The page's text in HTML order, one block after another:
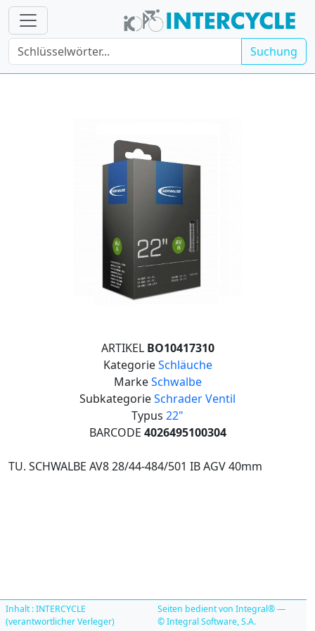
Suchung
ARTIKEL BO10417310
KategorieSchläuche
MarkeSchwalbe
SubkategorieSchrader Ventil
Typus 22"
BARCODE 4026495100304
TU. SCHWALBE AV8 28/44-484/501 IB AGV 40mm
Inhalt : INTERCYCLE
(verantwortlicher Verleger)
Seiten bedient von Integral® —
© Integral Software, S.A.